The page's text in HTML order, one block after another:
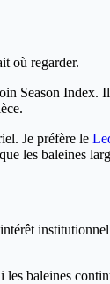
où regarder.
Season Index.
Je préfère le
les baleines
baleines